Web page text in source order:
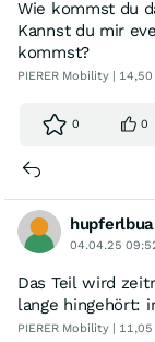
Wie kommst du
Kannst du mir
kommst?
PIERER Mobility |
0 0
hupferlbua
04.04.25
Das Teil wird
lange hingehört:
PIERER Mobility |